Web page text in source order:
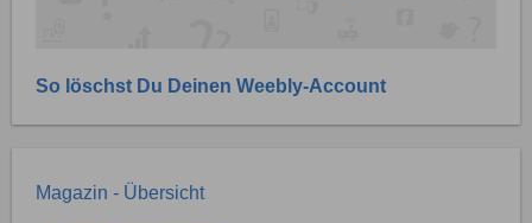
So löschst Du Deinen Weebly-Account
Magazin - Übersicht